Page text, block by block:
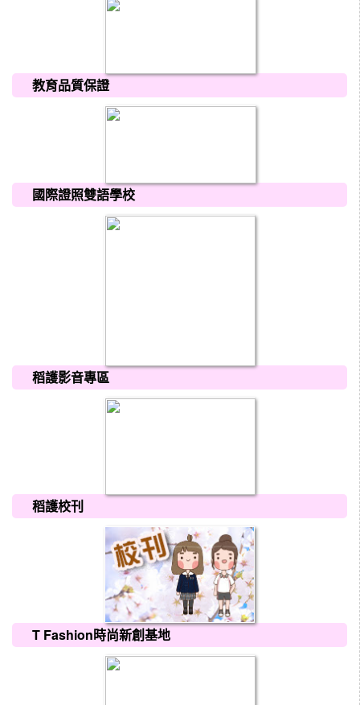
教育品質保證
國際證照雙語學校
稻護影音專區
稻護校刊
T Fashion時尚新創基地